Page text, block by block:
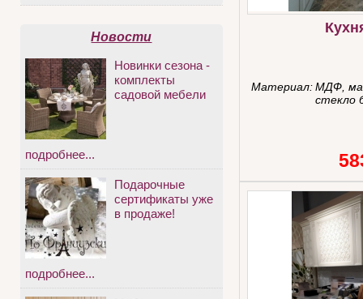
Материал:МДФ,
стекло
Новости
Новинки сезона -
комплекты
садовой мебели
подробнее...
Подарочные
сертификаты уже
в продаже!
подробнее...